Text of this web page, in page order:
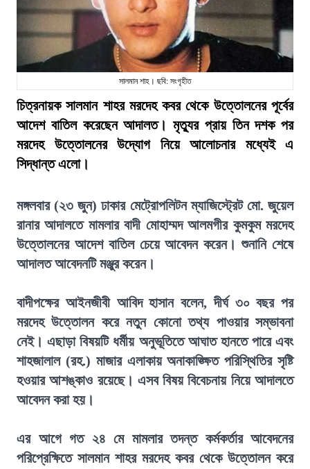
সালমান শাহ। ছবি: সংগৃহীত
চিত্রনায়ক সালমান শাহর মরদেহ কবর থেকে উত্তোলনের পূর্বের
আদেশ বাতিল করেছেন আদালত। মৃত্যুর প্রায় তিন দশক পর
মরদেহ উত্তোলনের উদ্যোগ নিয়ে আলোচনার মধ্যেই এ
সিদ্ধান্ত এলো।
মঙ্গলবার (২৩ জুন) ঢাকার মেট্রোপলিটন ম্যাজিস্ট্রেট মো. জুয়েল
রানার আদালতে মামলার বাদী মোহাম্মদ আলমগীর কুমকুম মরদেহ
উত্তোলনের আদেশ বাতিল চেয়ে আবেদন করেন। শুনানি শেষে
আদালত আবেদনটি মঞ্জুর করেন।
বাদীপক্ষের আইনজীবী আবিদ হাসান বলেন, দীর্ঘ ৩০ বছর পর
মরদেহ উত্তোলন করে নতুন কোনো তথ্য পাওয়ার সম্ভাবনা
নেই। এছাড়া বিষয়টি ধর্মীয় অনুভূতিতে আঘাত হানতে পারে এবং
শাহজালাল (রহ.) মাজার এলাকায় অনাকাঙ্ক্ষিত পরিস্থিতির সৃষ্টি
হওয়ার আশঙ্কাও রয়েছে। এসব বিষয় বিবেচনায় নিয়ে আদালতে
আবেদন করা হয়।
এর আগে গত ২৪ মে মামলার তদন্ত কর্মকর্তার আবেদনের
পরিপ্রেক্ষিতে সালমান শাহর মরদেহ কবর থেকে উত্তোলন করে